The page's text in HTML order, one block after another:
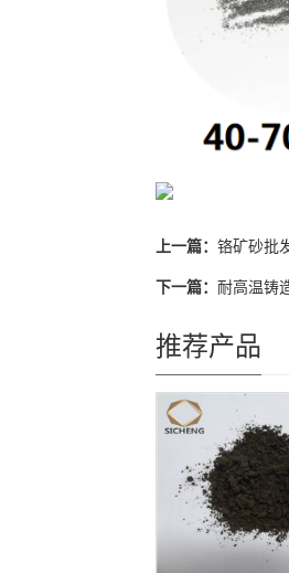
上一篇： 铬矿砂批
下一篇： 耐高温铸
推荐产品